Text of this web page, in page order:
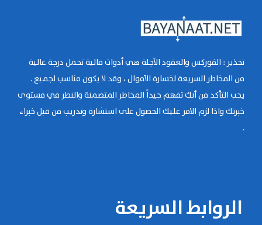
تحذير : الفوركس والعقود الآجلة هي أدوات مالية تحمل درجة عالية
من المخاطر السريعة لخسارة الأموال ، وقد لا يكون مناسب لجميع .
يجب التأكد من أنك تفهم جيداً المخاطر المتضمنة والنظر في مستوى
خبرتك واذا لزم الامر عليك الحصول على استشارة وتدريب من قبل خبراء
.
الروابط السريعة